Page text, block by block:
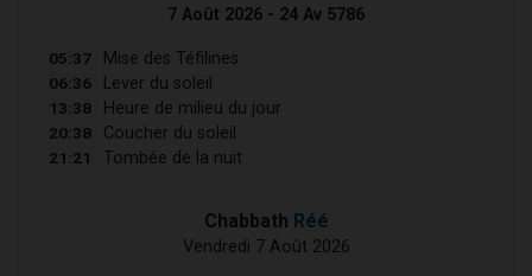
7 Août 2026 - 24 Av 5786
05:37 Mise des Téfilines
06:36 Lever du soleil
13:38 Heure de milieu du jour
20:38 Coucher du soleil
21:21 Tombée de la nuit
Chabbath Réé
Vendredi 7 Août 2026